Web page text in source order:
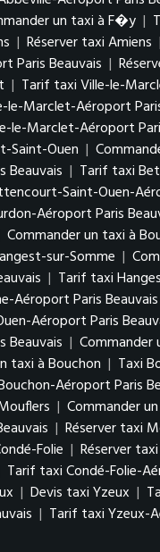
un taxi à F�y |
| Réserver taxi Amiens |
Paris Beauvais |
| Tarif taxi Ville-le-
le-Marclet-Aéroport
le-Marclet-Aéroport
Saint-Ouen |
Beauvais | Tarif taxi
Saint-Ouen-
Aéroport Paris
Commander un taxi à
sur-Somme |
| Tarif taxi
Aéroport Paris Beauvais
Aéroport Paris
Beauvais | Commander
taxi à Bouchon | Taxi
Aéroport Paris
| Commander
| Réserver taxi
Folie | Réserver
Tarif taxi Condé-Folie-
| Devis taxi Yzeux |
| Tarif taxi Yzeux-